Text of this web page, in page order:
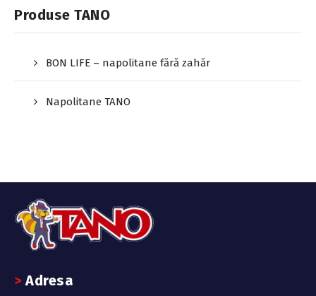
Produse TANO
BON LIFE – napolitane fără zahăr
Napolitane TANO
> Adresa